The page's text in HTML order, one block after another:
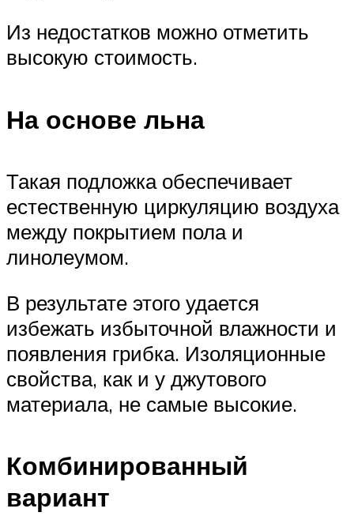
Из недостатков можно отметить
высокую стоимость.
На основе льна
Такая подложка обеспечивает
естественную циркуляцию воздуха
между покрытием пола и
линолеумом.
В результате этого удается
избежать избыточной влажности и
появления грибка. Изоляционные
свойства, как и у джутового
материала, не самые высокие.
Комбинированный
вариант